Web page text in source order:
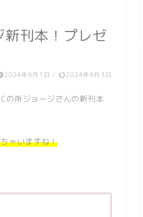
刊本！プレゼ
2024年6月1日 / 2024年6月3日
の所ジョージさんの新刊本
ゃいますね！